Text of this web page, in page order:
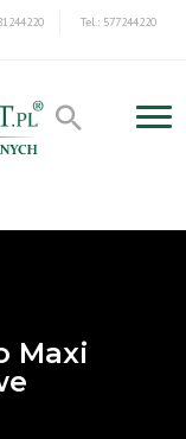
Tel.: 577244220
Maxi